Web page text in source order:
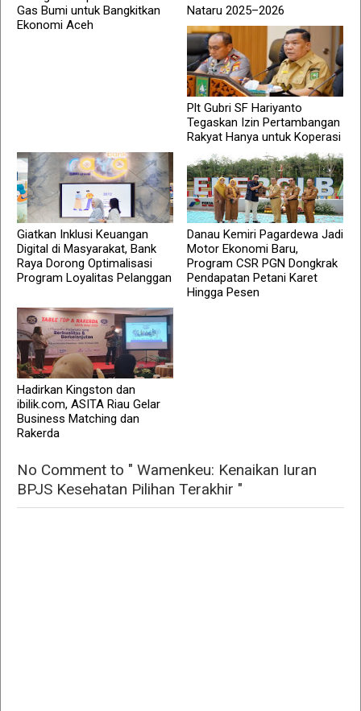
Gas Bumi untuk Bangkitkan
Ekonomi Aceh
Nataru 2025–2026
Plt Gubri SF Hariyanto
Tegaskan Izin Pertambangan
Rakyat Hanya untuk Koperasi
Giatkan Inklusi Keuangan
Digital di Masyarakat, Bank
Raya Dorong Optimalisasi
Program Loyalitas Pelanggan
Danau Kemiri Pagardewa Jadi
Motor Ekonomi Baru,
Program CSR PGN Dongkrak
Pendapatan Petani Karet
Hingga Pesen
Hadirkan Kingston dan
ibilik.com, ASITA Riau Gelar
Business Matching dan
Rakerda
No Comment to " Wamenkeu: Kenaikan Iuran
BPJS Kesehatan Pilihan Terakhir "